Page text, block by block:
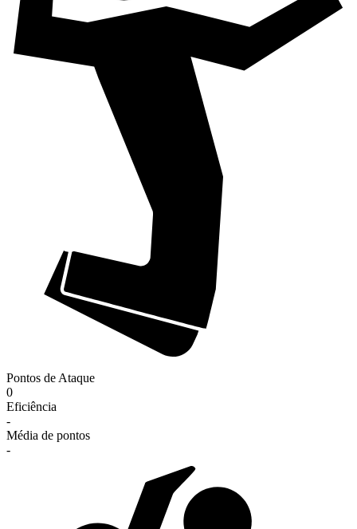
Pontos de Ataque
0
Eficiência
-
Média de pontos
-